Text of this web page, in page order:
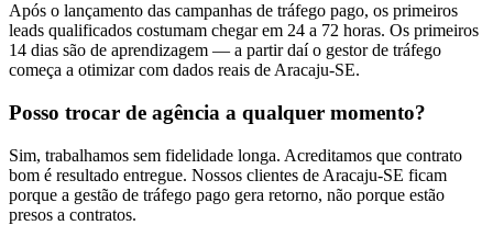
Após o lançamento das campanhas de tráfego pago, os primeiros
leads qualificados costumam chegar em 24 a 72 horas. Os primeiros
14 dias são de aprendizagem — a partir daí o gestor de tráfego
começa a otimizar com dados reais de Aracaju-SE.
Posso trocar de agência a qualquer momento?
Sim, trabalhamos sem fidelidade longa. Acreditamos que contrato
bom é resultado entregue. Nossos clientes de Aracaju-SE ficam
porque a gestão de tráfego pago gera retorno, não porque estão
presos a contratos.